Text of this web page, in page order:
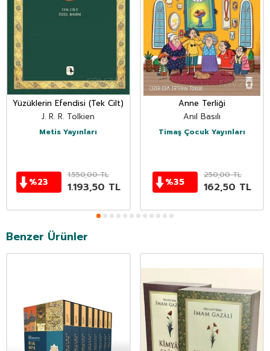
yerleştirdim.
• Bir kısmı tefsir değil tanık olarak gösterilen açıklamalardır.
Yahut da sadece âyet-i kerimeyi delil göstermekten
ibarettir. Bunun tefsir olmadığı hususunda da
görüş ayrılığı yoktur.
• Bir kısmı ise bir istidrat (ek açıklama) ve âyetin yahut
sûrenin anlamı hakkında geniş çerçeveli bir ifadedir. Bu da
bir bakıma tefsirle ilgilidir. Fakat doğr
Yüzüklerin Efendisi (Tek Cilt)
J. R. R. Tolkien
Metis Yayınları
%23
1.550,00TL
1.193,50 TL
Anne Terliği
Anıl Basılı
Timaş Çocuk Yayınları
%35
250,00TL
162,50 TL
Benzer Ürünler